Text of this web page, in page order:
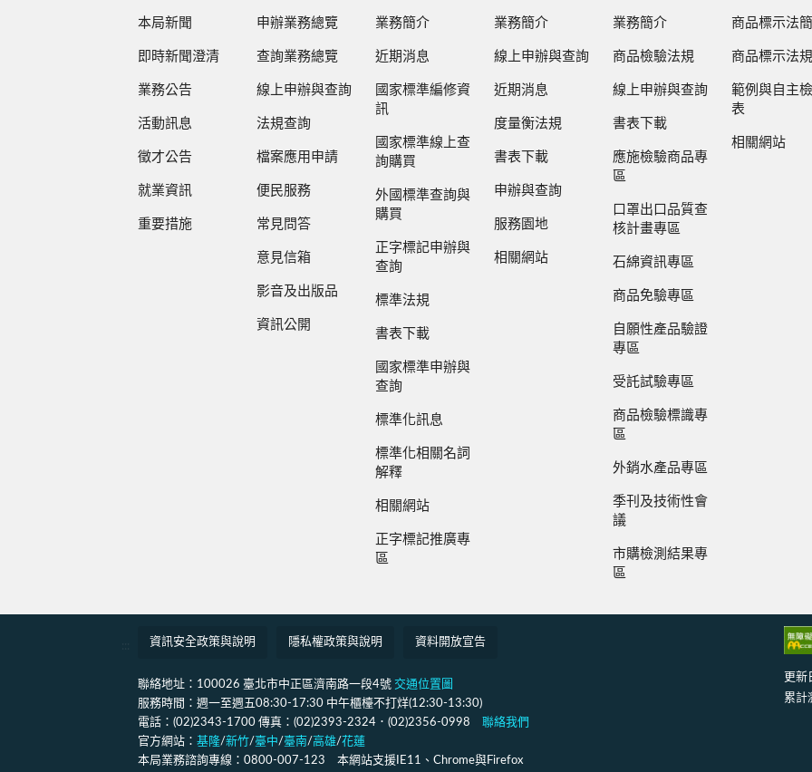
本局新聞
即時新聞澄清
業務公告
活動訊息
徵才公告
就業資訊
重要措施
申辦業務總覽
查詢業務總覽
線上申辦與查詢
法規查詢
檔案應用申請
便民服務
常見問答
意見信箱
影音及出版品
資訊公開
業務簡介
近期消息
國家標準編修資
訊
國家標準線上查
詢購買
外國標準查詢與
購買
正字標記申辦與
查詢
標準法規
書表下載
國家標準申辦與
查詢
標準化訊息
標準化相關名詞
解釋
相關網站
正字標記推廣專
區
業務簡介
線上申辦與查詢
近期消息
度量衡法規
書表下載
申辦與查詢
服務園地
相關網站
業務簡介
商品檢驗法規
線上申辦與查詢
書表下載
應施檢驗商品專
區
口罩出口品質查
核計畫專區
石綿資訊專區
商品免驗專區
自願性產品驗證
專區
受託試驗專區
商品檢驗標識專
區
外銷水產品專區
季刊及技術性會
議
市購檢測結果專
區
商品標示法
商品標示法
範例與自主
表
相關網站
資訊安全政策與說明 隱私權政策與說明 資料開放宣告
聯絡地址：100026 臺北市中正區濟南路一段4號 交通位置圖
服務時間：週一至週五08:30-17:30 中午櫃檯不打烊(12:30-13:30)
電話：(02)2343-1700 傳真：(02)2393-2324．(02)2356-0998 聯絡我們
官方網站： 基隆/新竹/臺中/臺南/高雄/花蓮
本局業務諮詢專線：0800-007-123 本網站支援IE11、Chrome與Firefox
更新
累計